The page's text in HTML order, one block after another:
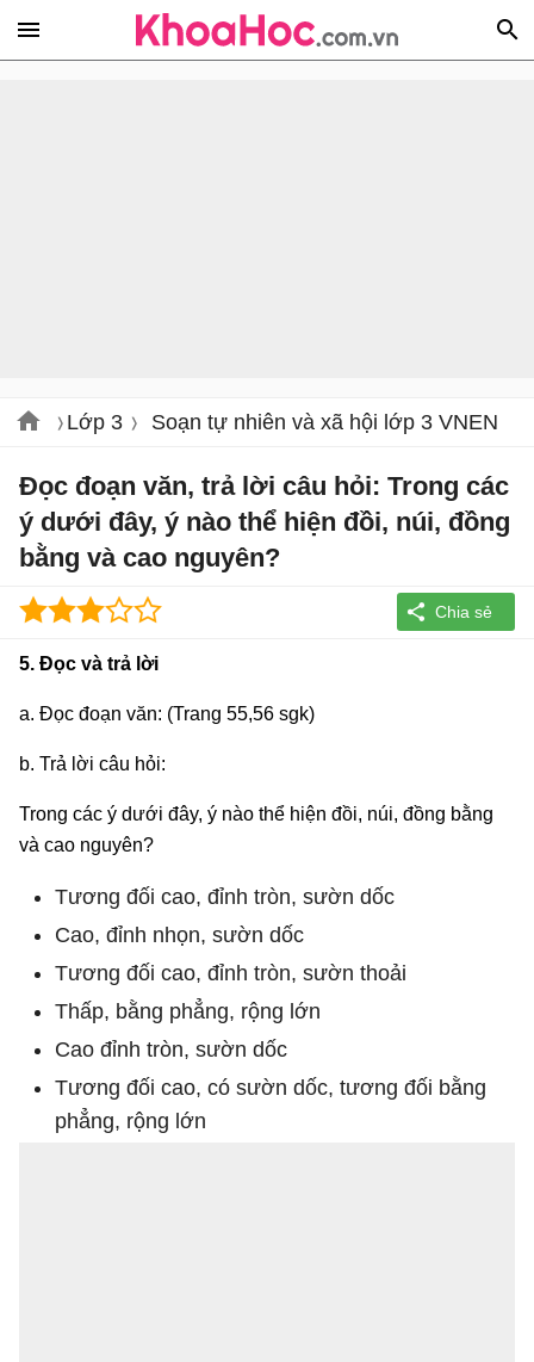
Lớp 3 Soạn tự nhiên và xã hội lớp 3 VNEN
Đọc đoạn văn, trả lời câu hỏi: Trong các
ý dưới đây, ý nào thể hiện đồi, núi, đồng
bằng và cao nguyên?
5. Đọc và trả lời
a. Đọc đoạn văn: (Trang 55,56 sgk)
b. Trả lời câu hỏi:
Trong các ý dưới đây, ý nào thể hiện đồi, núi, đồng bằng
và cao nguyên?
Tương đối cao, đỉnh tròn, sườn dốc
Cao, đỉnh nhọn, sườn dốc
Tương đối cao, đỉnh tròn, sườn thoải
Thấp, bằng phẳng, rộng lớn
Cao đỉnh tròn, sườn dốc
Tương đối cao, có sườn dốc, tương đối bằng
phẳng, rộng lớn